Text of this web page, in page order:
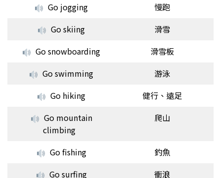
Go jogging
慢跑
Go skiing
滑雪
Go snowboarding
滑雪板
Go swimming
游泳
Go hiking
健行、遠足
Go mountain
climbing
爬山
Go fishing
釣魚
Go surfing
衝浪